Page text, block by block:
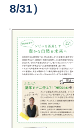
上級者
8/31）